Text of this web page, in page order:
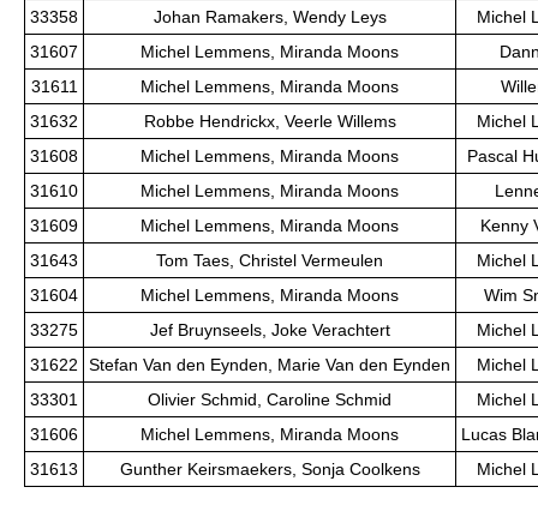
33358
Johan Ramakers, Wendy Leys
Michel
31607
Michel Lemmens, Miranda Moons
31611
Michel Lemmens, Miranda Moons
31632
Robbe Hendrickx, Veerle Willems
Michel
31608
Michel Lemmens, Miranda Moons
Pascal
31610
Michel Lemmens, Miranda Moons
31609
Michel Lemmens, Miranda Moons
Kenny
31643
Tom Taes, Christel Vermeulen
Michel
31604
Michel Lemmens, Miranda Moons
Wim
33275
Jef Bruynseels, Joke Verachtert
Michel
31622
Stefan Van den Eynden, Marie Van den Eynden
Michel
33301
Olivier Schmid, Caroline Schmid
Michel
31606
Michel Lemmens, Miranda Moons
Lucas
31613
Gunther Keirsmaekers, Sonja Coolkens Michel